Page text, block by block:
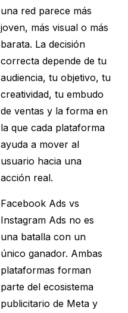
una red parece más
joven, más visual o más
barata. La decisión
correcta depende de tu
audiencia, tu objetivo, tu
creatividad, tu embudo
de ventas y la forma en
la que cada plataforma
ayuda a mover al
usuario hacia una
acción real.
Facebook Ads vs
Instagram Ads no es
una batalla con un
único ganador. Ambas
plataformas forman
parte del ecosistema
publicitario de Meta y